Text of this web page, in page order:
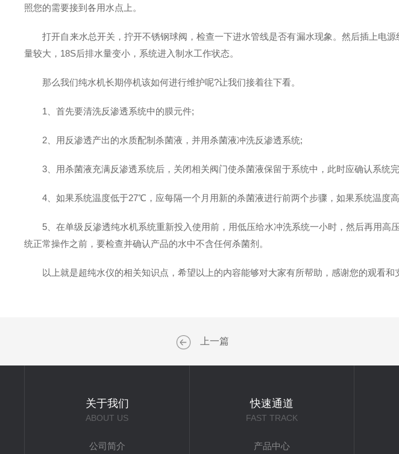
照您的需要接到各用水点上。
打开自来水总开关，拧开不锈钢球阀，检查一下进水管线是否有漏水现象。然后插上电
量较大，18S后排水量变小，系统进入制水工作状态。
那么我们纯水机长期停机该如何进行维护呢?让我们接着往下看。
1、首先要清洗反渗透系统中的膜元件;
2、用反渗透产出的水质配制杀菌液，并用杀菌液冲洗反渗透系统;
3、用杀菌液充满反渗透系统后，关闭相关阀门使杀菌液保留于系统中，此时应确认系统
4、如果系统温度低于27℃，应每隔一个月用新的杀菌液进行前两个步骤，如果系统温度
5、在单级反渗透纯水机系统重新投入使用前，用低压给水冲洗系统一小时，然后再用高
统正常操作之前，要检查并确认产品的水中不含任何杀菌剂。
以上就是超纯水仪的相关知识点，希望以上的内容能够对大家有所帮助，感谢您的观看和
上一篇
关于我们
ABOUT US
公司简介
快速通道
FAST TRACK
产品中心